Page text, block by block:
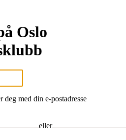
Oslo
med din e-postadresse
eller